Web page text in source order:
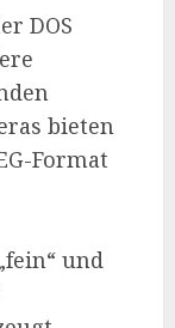
DOS
bieten
Format
und